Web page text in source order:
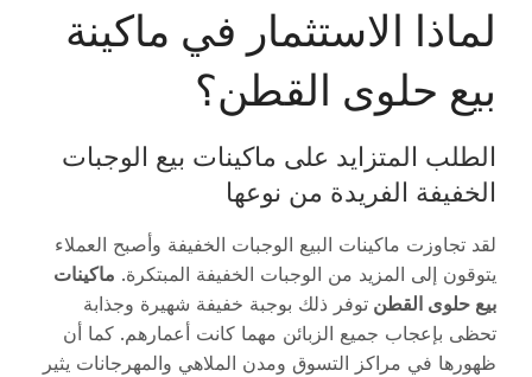
لماذا الاستثمار في ماكينة
بيع حلوى القطن؟
الطلب المتزايد على ماكينات بيع الوجبات
الخفيفة الفريدة من نوعها
لقد تجاوزت ماكينات البيع الوجبات الخفيفة وأصبح العملاء
يتوقون إلى المزيد من الوجبات الخفيفة المبتكرة. ماكينات
بيع حلوى القطن توفر ذلك بوجبة خفيفة شهيرة وجذابة
تحظى بإعجاب جميع الزبائن مهما كانت أعمارهم. كما أن
ظهورها في مراكز التسوق ومدن الملاهي والمهرجانات يثير